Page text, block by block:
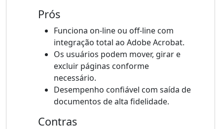
Prós
Funciona on-line ou off-line com
integração total ao Adobe Acrobat.
Os usuários podem mover, girar e
excluir páginas conforme
necessário.
Desempenho confiável com saída de
documentos de alta fidelidade.
Contras